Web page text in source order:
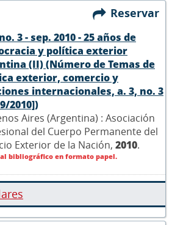
Reservar
3 - sep. 2010 - 25 años de
y política exterior
(II) (Número de Temas de
exterior, comercio y
internacionales, a. 3, no. 3
2010])
Aires (Argentina) : Asociación
del Cuerpo Permanente del
Exterior de la Nación, 2010.
bibliográfico en formato papel.